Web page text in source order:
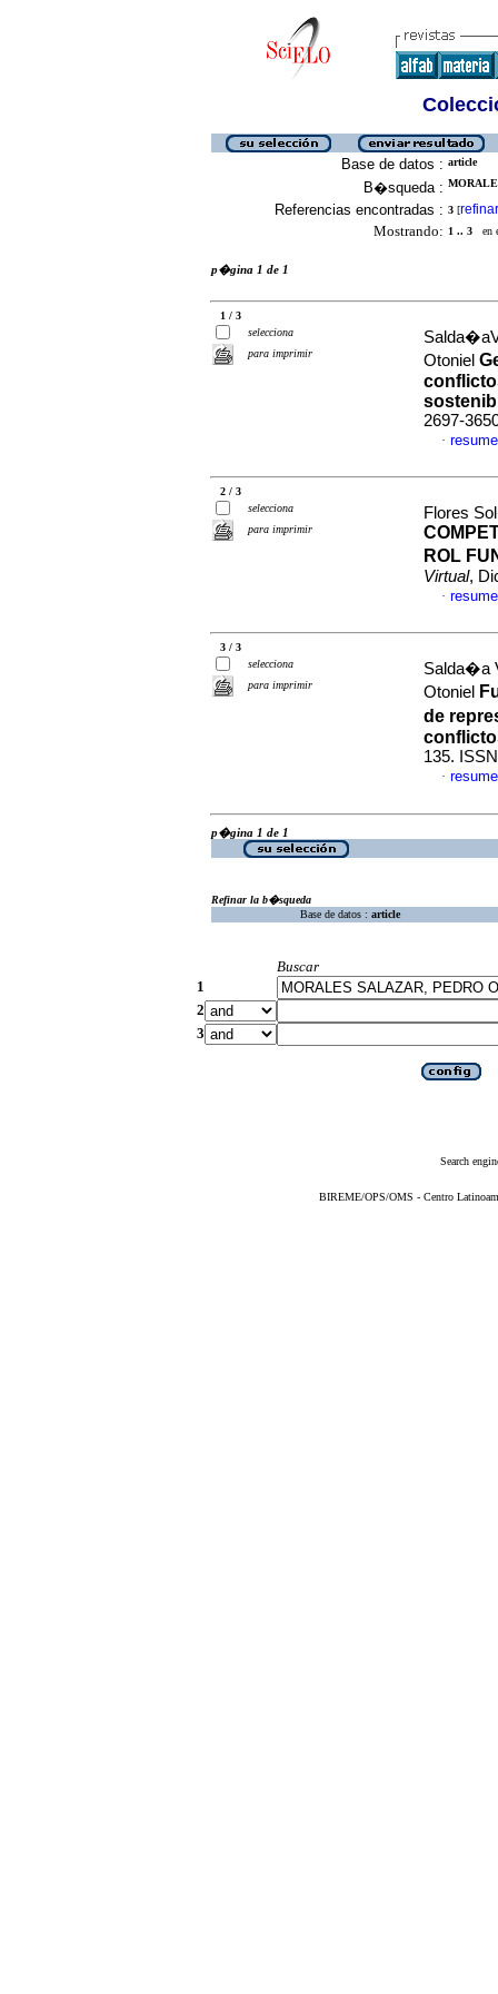
Base de datos : article
B�squeda :
Referencias encontradas : 3 [refinar
Mostrando: 1 .. 3 en
p�gina 1 de 1
1 / 3
selecciona
para imprimir
Otoniel
2697-
·
2 / 3
selecciona
para imprimir
Flores
ROL
Virtual,
·
3 / 3
selecciona
para imprimir
Salda�a
Otoniel
de
135.
·
p�gina 1 de 1
Refinar la b�squeda
Base de datos : article
Buscar
1
2
3
Search
BIREME/OPS/OMS - Centro